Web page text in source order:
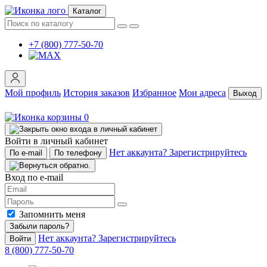
Каталог
+7 (800) 777-50-70
Мой профиль История заказов Избранное Мои адреса Выход
0
Войти в личный кабинет
По e-mail По телефону Нет аккаунта? Зарегистрируйтесь
Вход по e-mail
Запомнить меня
Забыли пароль?
Войти
Нет аккаунта? Зарегистрируйтесь
8 (800) 777-50-70